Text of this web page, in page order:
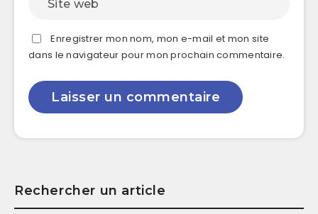
Enregistrer mon nom, mon e-mail et mon site
dans le navigateur pour mon prochain commentaire.
Rechercher un article